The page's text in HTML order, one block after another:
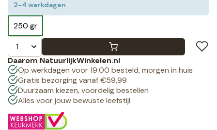
2-4 werkdagen
250 gr
Daarom NatuurlijkWinkelen.nl
Op werkdagen voor 19:00 besteld, morgen in huis
Gratis bezorging vanaf €59,99
Duurzaam kiezen, voordelig bestellen
Alles voor jouw bewuste leefstijl